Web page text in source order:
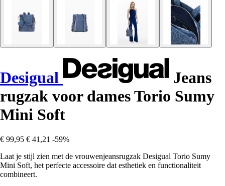
Desigual
Jeans
rugzak voor dames Torio Sumy
Mini Soft
€ 99,95 € 41,21 -59%
Laat je stijl zien met de vrouwenjeansrugzak Desigual Torio Sumy
Mini Soft, het perfecte accessoire dat esthetiek en functionaliteit
combineert.